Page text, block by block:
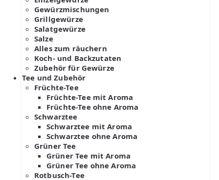
Gewürzmischungen
Grillgewürze
Salatgewürze
Salze
Alles zum räuchern
Koch- und Backzutaten
Zubehör für Gewürze
Tee und Zubehör
Früchte-Tee
Früchte-Tee mit Aroma
Früchte-Tee ohne Aroma
Schwarztee
Schwarztee mit Aroma
Schwarztee ohne Aroma
Grüner Tee
Grüner Tee mit Aroma
Grüner Tee ohne Aroma
Rotbusch-Tee